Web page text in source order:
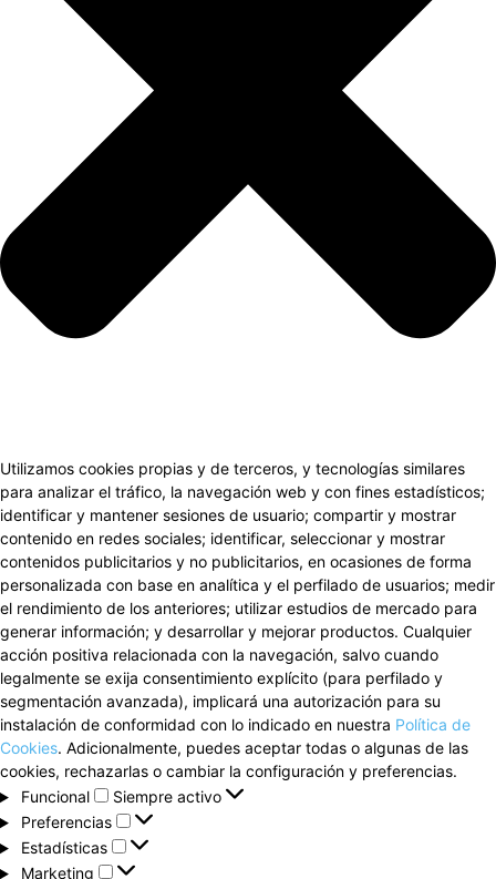
Utilizamos cookies propias y de terceros, y tecnologías similares
para analizar el tráfico, la navegación web y con fines estadísticos;
identificar y mantener sesiones de usuario; compartir y mostrar
contenido en redes sociales; identificar, seleccionar y mostrar
contenidos publicitarios y no publicitarios, en ocasiones de forma
personalizada con base en analítica y el perfilado de usuarios; medir
el rendimiento de los anteriores; utilizar estudios de mercado para
generar información; y desarrollar y mejorar productos. Cualquier
acción positiva relacionada con la navegación, salvo cuando
legalmente se exija consentimiento explícito (para perfilado y
segmentación avanzada), implicará una autorización para su
instalación de conformidad con lo indicado en nuestra Política de
Cookies. Adicionalmente, puedes aceptar todas o algunas de las
cookies, rechazarlas o cambiar la configuración y preferencias.
Funcional
Funcional
Siempre activo
Preferencias
Preferencias
Estadísticas
Estadísticas
Marketing
Marketing